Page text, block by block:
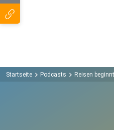
Startseite Podcasts Reisen